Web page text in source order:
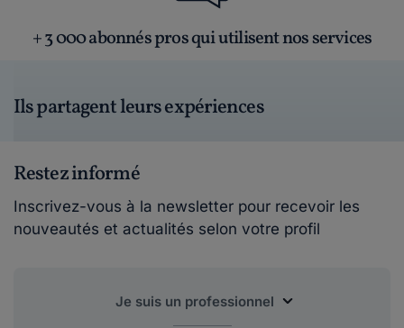
+ 3 000 abonnés pros qui utilisent nos services
Ils partagent leurs expériences
Restez informé
Inscrivez-vous à la newsletter pour recevoir les
nouveautés et actualités selon votre profil